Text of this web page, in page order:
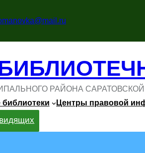
РАЙОНА
Центры правовой